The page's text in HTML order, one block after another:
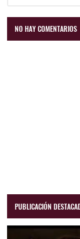
NO HAY COMENTARIOS
PUBLICACIÓN